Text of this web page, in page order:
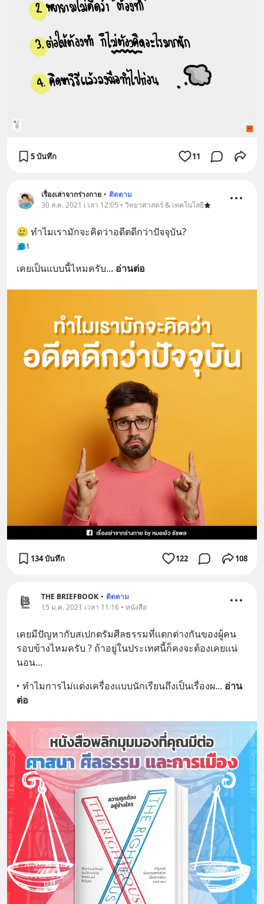
5 บันทึก 11
เรื่องเล่าจากร่างกาย • ติดตาม
30 ส.ค. 2021 เวลา 12:05 • วิทยาศาสตร์ & เทคโนโลยี
🥲 ทำไมเรามักจะคิดว่าอดีตดีกว่าปัจจุบัน?
1
เคยเป็นแบบนี้ไหมครับ... อ่านต่อ
134 บันทึก 122 108
THE BRIEFBOOK • ติดตาม
15 ม.ค. 2021 เวลา 11:16 • หนังสือ
เคยมีปัญหากับสเปกตรัมศีลธรรมที่เเตกต่างกันของผู้คน
รอบข้างไหมครับ ? ถ้าอยู่ในประเทศนี้ก็คงจะต้องเคยเเน่
นอน...
‣ ทำไมการไม่เเต่งเครื่องเเบบนักเรียนถึงเป็นเรื่องผ... อ่าน
ต่อ